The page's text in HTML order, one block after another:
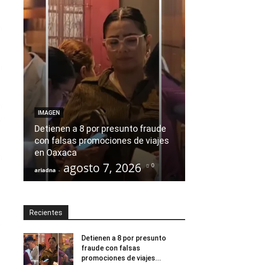
IMAGEN
Detienen a 8 por presunto fraude
con falsas promociones de viajes
en Oaxaca
ariadna - agosto 7, 2026 0
Recientes
Detienen a 8 por presunto
fraude con falsas
promociones de viajes...